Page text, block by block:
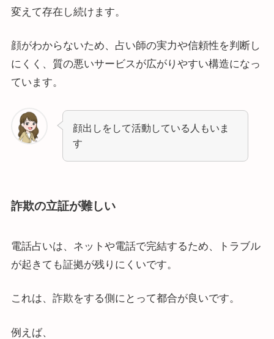
変えて存在し続けます。
顔がわからないため、占い師の実力や信頼性を判断し
にくく、質の悪いサービスが広がりやすい構造になっ
ています。
顔出しをして活動している人もいま
す
詐欺の立証が難しい
電話占いは、ネットや電話で完結するため、トラブル
が起きても証拠が残りにくいです。
これは、詐欺をする側にとって都合が良いです。
例えば、